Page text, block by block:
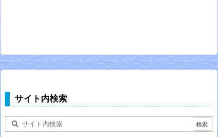
サイト内検索